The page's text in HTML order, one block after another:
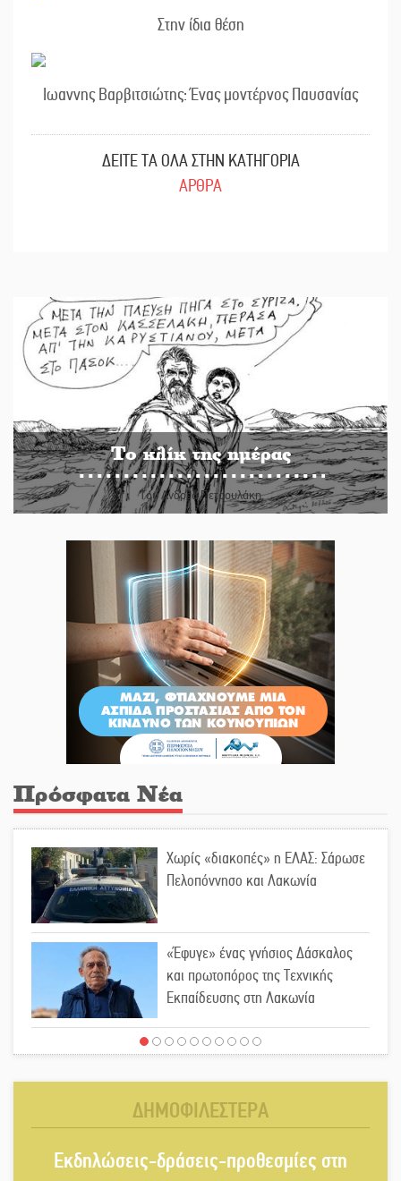
Στην ίδια θέση
Ιωαννης Βαρβιτσιώτης: Ένας μοντέρνος Παυσανίας
ΔΕΙΤΕ ΤΑ ΟΛΑ ΣΤΗΝ ΚΑΤΗΓΟΡΙΑ
ΑΡΘΡΑ
Το κλίκ της ημέρας
Του Ανδρέα Πετρουλάκη
Πρόσφατα Νέα
Χωρίς «διακοπές» η ΕΛΑΣ: Σάρωσε
Πελοπόννησο και Λακωνία
«Έφυγε» ένας γνήσιος Δάσκαλος
και πρωτοπόρος της Τεχνικής
Εκπαίδευσης στη Λακωνία
«Κλειστά» ανοιχτά προαύλια στον
Αντάμωμα με μουσική, χορό και
ΔΗΜΟΦΙΛΕΣΤΕΡΑ
Εκδηλώσεις-δράσεις-προθεσμίες στη